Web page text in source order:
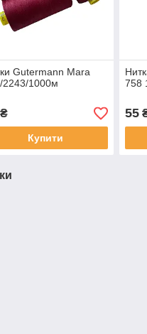
Gutermann Mara
2243/1000м
Купити
758
55